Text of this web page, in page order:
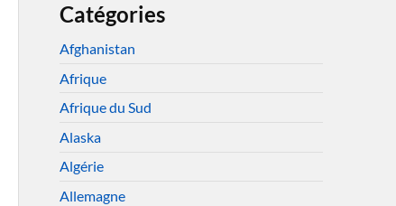
Catégories
Afghanistan
Afrique
Afrique du Sud
Alaska
Algérie
Allemagne